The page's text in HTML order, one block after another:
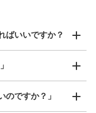
ばいいですか？
のですか？」